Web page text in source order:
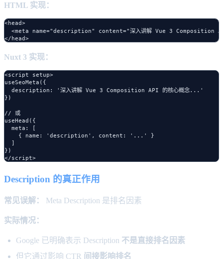
HTML 实现：
<head>
<meta name="description" content="深入讲解 Vue 3 Composition API
Nuxt 3 实现：
<script setup>
useSeoMeta({
  description: '深入讲解 Vue 3 Composition API 的核心概念...'
})
// 或
useHead({
  meta: [
    { name: 'description', content: '...' }
  ]
})
Description 的真正作用
常见误解： Meta Description 是排名因素
实际情况：
Google 已明确表示 Description 不是直接排名因素
但它通过影响 CTR 间接影响排名